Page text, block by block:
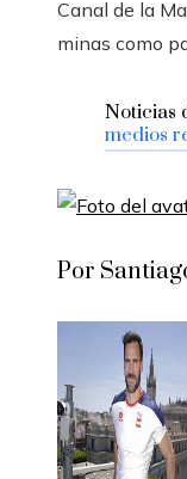
Canal de la
minas como
Noticias
medios
Por